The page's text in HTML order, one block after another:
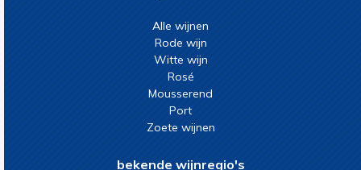
Alle wijnen
Rode wijn
Witte wijn
Rosé
Mousserend
Port
Zoete wijnen
bekende wijnregio's